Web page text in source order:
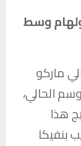
وسط
ماركو
الحالي،
هذا
بنفيكا